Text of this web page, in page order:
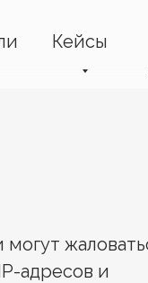
Кейсы
адресов и